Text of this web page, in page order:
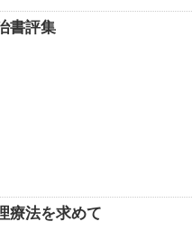
書評集
療法を求めて